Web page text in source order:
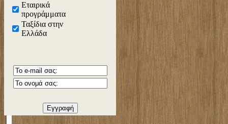
Εταιρικά
προγράμματα
Ταξίδια στην
Ελλάδα